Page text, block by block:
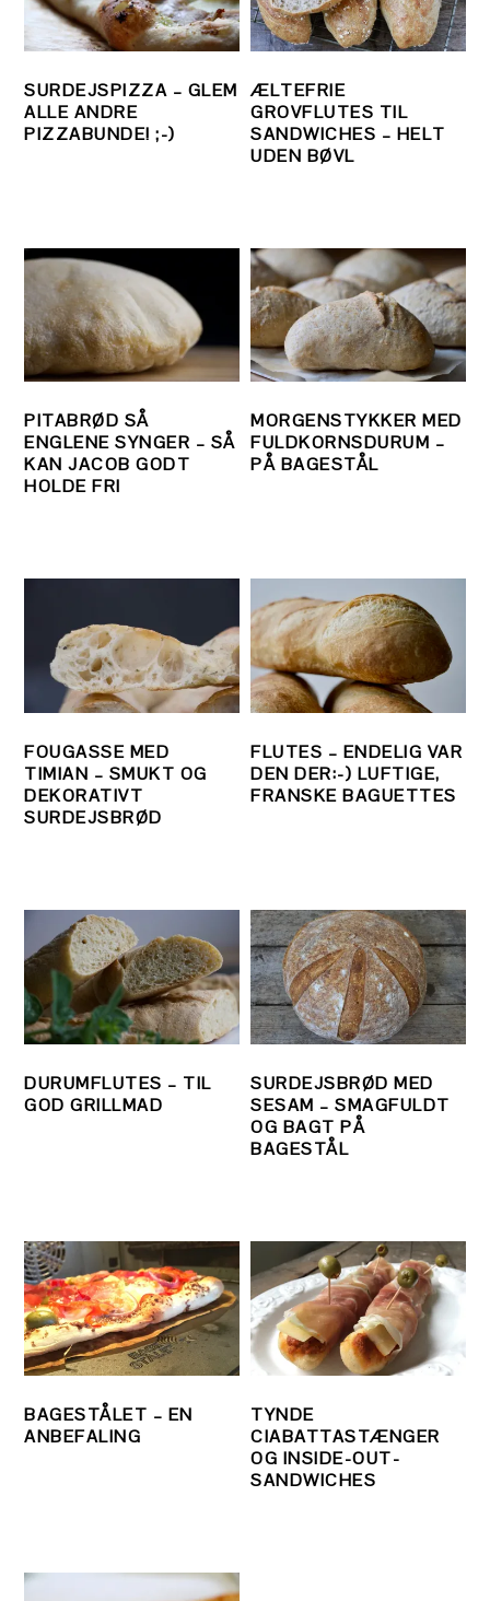
SURDEJSPIZZA – GLEM
ALLE ANDRE
PIZZABUNDE! ;-)
ÆLTEFRIE
GROVFLUTES TIL
SANDWICHES – HELT
UDEN BØVL
PITABRØD SÅ
ENGLENE SYNGER – SÅ
KAN JACOB GODT
HOLDE FRI
MORGENSTYKKER MED
FULDKORNSDURUM –
PÅ BAGESTÅL
FOUGASSE MED
TIMIAN – SMUKT OG
DEKORATIVT
SURDEJSBRØD
FLUTES – ENDELIG VAR
DEN DER:-) LUFTIGE,
FRANSKE BAGUETTES
DURUMFLUTES – TIL
GOD GRILLMAD
SURDEJSBRØD MED
SESAM – SMAGFULDT
OG BAGT PÅ
BAGESTÅL
BAGESTÅLET – EN
ANBEFALING
TYNDE
CIABATTASTÆNGER
OG INSIDE-OUT-
SANDWICHES